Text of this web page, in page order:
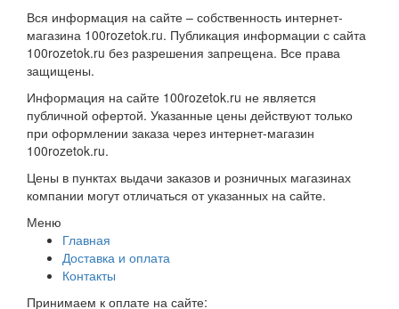
Вся информация на сайте – собственность интернет-
магазина 100rozetok.ru. Публикация информации с сайта
100rozetok.ru без разрешения запрещена. Все права
защищены.
Информация на сайте 100rozetok.ru не является
публичной офертой. Указанные цены действуют только
при оформлении заказа через интернет-магазин
100rozetok.ru.
Цены в пунктах выдачи заказов и розничных магазинах
компании могут отличаться от указанных на сайте.
Меню
Главная
Доставка и оплата
Контакты
Принимаем к оплате на сайте: